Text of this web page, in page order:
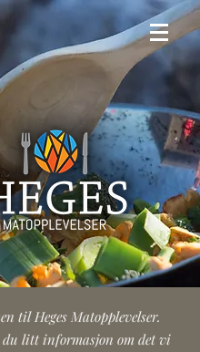
til Heges Matopplevelser.
litt informasjon om det vi